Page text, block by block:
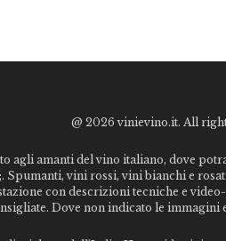
@ 2026 vinievino.it. All
agli amanti del vino italiano, dove
vini rossi, vini bianchi e
con descrizioni tecniche e
Dove non indicato le